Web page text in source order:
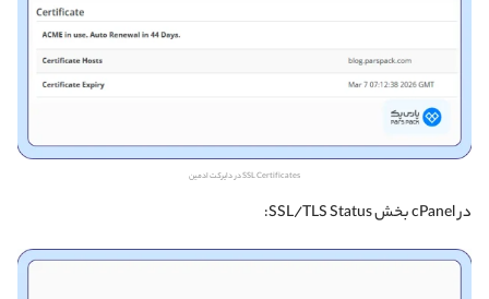
SSL Certificates در دایرکت ادمین
در cPanel بخش SSL/TLS Status: